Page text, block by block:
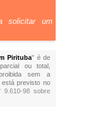
solicitar um
Pirituba" é de
ou total,
sem a
previsto no
9.610-98 sobre